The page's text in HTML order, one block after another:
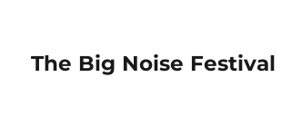
The Big Noise Festival